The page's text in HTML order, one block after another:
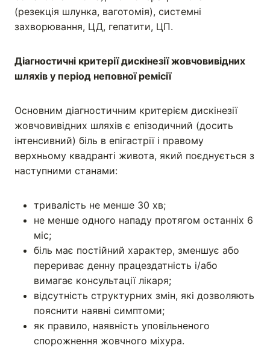
(резекція шлунка, ваготомія), системні
захворювання, ЦД, гепатити, ЦП.
Діагностичні критерії дискінезії жовчовивідних
шляхів у період неповної ремісії
Основним діагностичним критерієм дискінезії
жовчовивідних шляхів є епізодичний (досить
інтенсивний) біль в епігастрії і правому
верхньому квадранті живота, який поєднується з
наступними станами:
тривалість не менше 30 хв;
не менше одного нападу протягом останніх 6
міс;
біль має постійний характер, зменшує або
перериває денну працездатність і/або
вимагає консультації лікаря;
відсутність структурних змін, які дозволяють
пояснити наявні симптоми;
як правило, наявність уповільненого
спорожнення жовчного міхура.